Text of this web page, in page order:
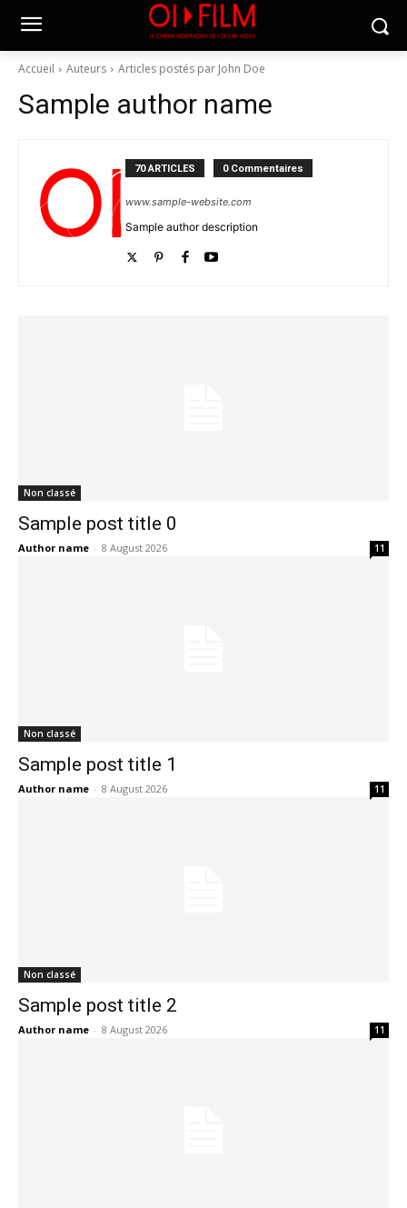
Accueil Auteurs Articles postés par John Doe
Sample author name
70 ARTICLES 0 Commentaires
www.sample-website.com
Sample author description
Non classé
Sample post title 0
Author name - 8 August 2026 11
Non classé
Sample post title 1
Author name - 8 August 2026 11
Non classé
Sample post title 2
Author name - 8 August 2026 11